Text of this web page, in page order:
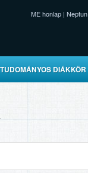
ME honlap | Neptun
TUDOMÁNYOS DIÁKKÖR